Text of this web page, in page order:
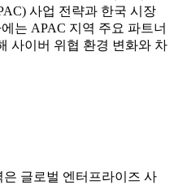
사업 전략과 한국 시장
는 APAC 지역 주요 파트너
사이버 위협 환경 변화와 차
글로벌 엔터프라이즈 사